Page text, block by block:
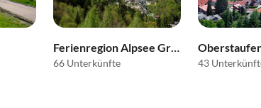
Ferienregion Alpsee Grünten
66 Unterkünfte 43